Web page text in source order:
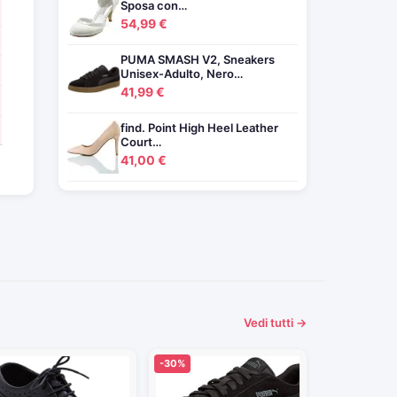
Sposa con…
54,99 €
PUMA SMASH V2, Sneakers
Unisex-Adulto, Nero…
41,99 €
find. Point High Heel Leather
Court…
41,00 €
Vedi tutti →
-30%